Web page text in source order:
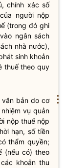
chính xác số
của người nộp
(trong đó ghi
ngân sách
nhà nước),
sinh khoản
thuếtheo quy
bản do cơ
vụ quản
nộp thuếnộp
hạn, số tiền
thẩmquyền;
(nếu có) theo
khoản thu
⋮